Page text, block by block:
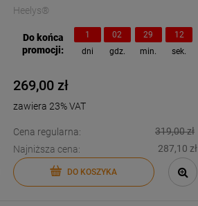
Heelys®
Do końca
promocji:
1
dni
02
gdz.
29
min.
11
sek.
269,00 zł
zawiera 23% VAT
Cena regularna:
319,00 zł
Najniższa cena:
287,10 zł
DO KOSZYKA